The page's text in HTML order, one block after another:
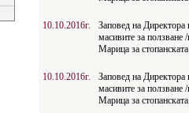
10.10.2016г.
Заповед на
масивите за
Марица за
10.10.2016г.
Заповед на
масивите за
Марица за